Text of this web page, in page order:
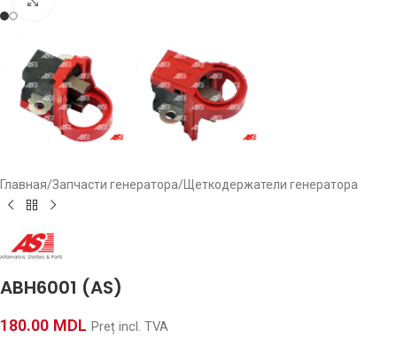
Главная/Запчасти генератора/Щеткодержатели генератора
ABH6001 (AS)
180.00 MDL Preț incl. TVA